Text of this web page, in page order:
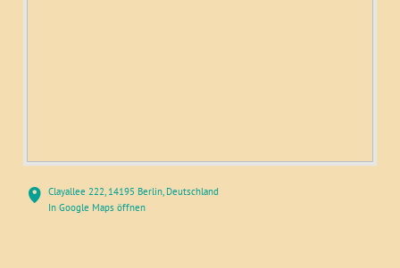
Clayallee 222, 14195 Berlin, Deutschland
In Google Maps öffnen